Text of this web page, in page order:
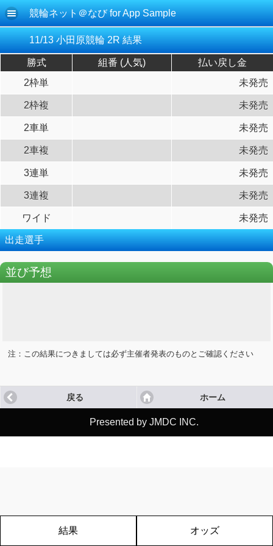
競輪ネット＠なび for App Sample
11/13 小田原競輪 2R 結果
勝式 組番 (人気)
払い戻し金
2枠単
未発売
2枠複 未発売
2車単 未発売
2車複 未発売
3連単 未発売
3連複 未発売
ワイド 未発売
出走選手
並び予想
注：この結果につきましては必ず主催者発表のものとご確認ください
戻る ホーム
Presented by JMDC INC.
結果 オッズ